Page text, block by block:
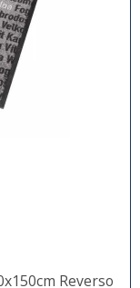
Reverso